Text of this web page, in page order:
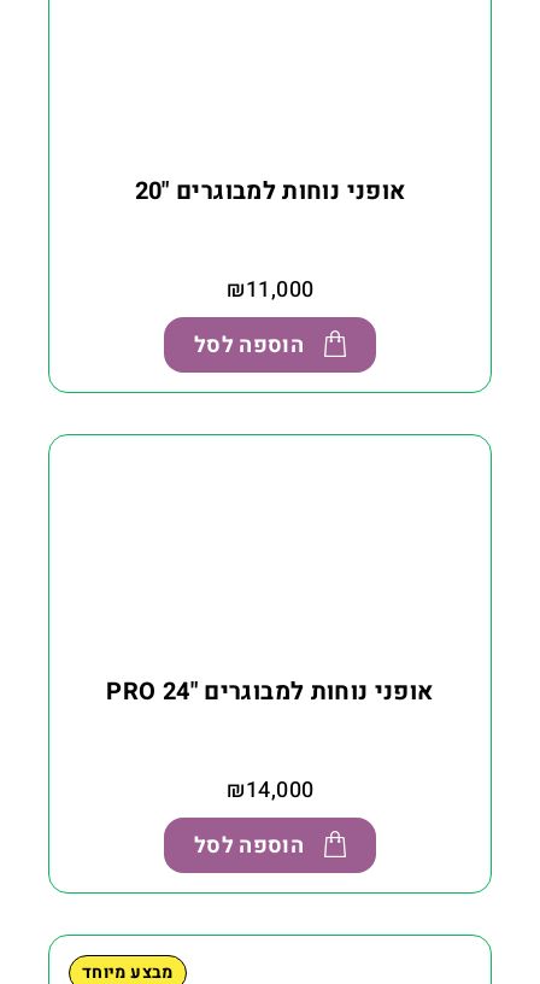
אופני נוחות למבוגרים "20
₪11,000
הוספה לסל
אופני נוחות למבוגרים "24 PRO
₪14,000
הוספה לסל
מבצע מיוחד